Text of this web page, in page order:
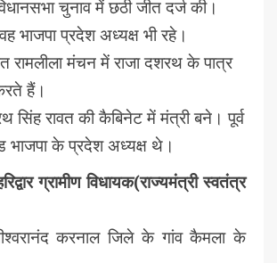
चुनाव में छठी जीत दर्ज की।
भाजपा प्रदेश अध्यक्ष भी रहे।
रामलीला मंचन में राजा दशरथ के पात्र
हैं।
सिंह रावत की कैबिनेट में मंत्री बने। पूर्व
भाजपा के प्रदेश अध्यक्ष थे।
ग्रामीण विधायक(राज्यमंत्री स्वतंत्र
करनाल जिले के गांव कैमला के